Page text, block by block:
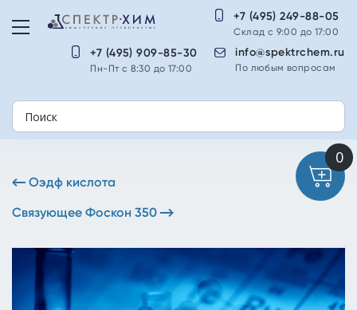
info@spektrchem.ru
По любым вопросам
+7 (495) 249-88-05
Склад с 9:00 до 17:00
+7 (495) 909-85-30
Пн-Пт с 8:30 до 17:00
Оэдф кислота
Связующее Фоскон 350